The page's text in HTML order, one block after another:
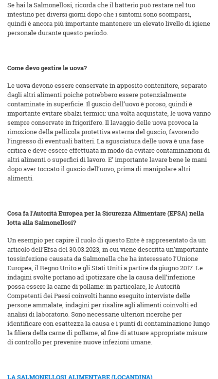
Se hai la Salmonellosi, ricorda che il batterio può restare nel tuo
intestino per diversi giorni dopo che i sintomi sono scomparsi,
quindi è ancora più importante mantenere un elevato livello di igiene
personale durante questo periodo.
Come devo gestire le uova?
Le uova devono essere conservate in apposito contenitore, separato
dagli altri alimenti poiché potrebbero essere potenzialmente
contaminate in superficie. Il guscio dell’uovo è poroso, quindi è
importante evitare sbalzi termici: una volta acquistate, le uova vanno
sempre conservate in frigorifero. Il lavaggio delle uova provoca la
rimozione della pellicola protettiva esterna del guscio, favorendo
l’ingresso di eventuali batteri. La sgusciatura delle uova è una fase
critica e deve essere effettuata in modo da evitare contaminazioni di
altri alimenti o superfici di lavoro. E’ importante lavare bene le mani
dopo aver toccato il guscio dell’uovo, prima di manipolare altri
alimenti.
Cosa fa l'Autorità Europea per la Sicurezza Alimentare (EFSA) nella
lotta alla Salmonellosi?
Un esempio per capire il ruolo di questo Ente è rappresentato da un
articolo dell’Efsa del 30.03.2023, in cui viene descritta un’importante
tossinfezione causata da Salmonella che ha interessato l’Unione
Europea, il Regno Unito e gli Stati Uniti a partire da giugno 2017. Le
indagini svolte portano ad ipotizzare che la causa dell’infezione
possa essere la carne di pollame: in particolare, le Autorità
Competenti dei Paesi coinvolti hanno eseguito interviste delle
persone ammalate, indagini per risalire agli alimenti coinvolti ed
analisi di laboratorio. Sono necessarie ulteriori ricerche per
identificare con esattezza la causa e i punti di contaminazione lungo
la filiera della carne di pollame, al fine di attuare appropriate misure
di controllo per prevenire nuove infezioni umane.
LA SALMONELLOSI ALIMENTARE (LOCANDINA)